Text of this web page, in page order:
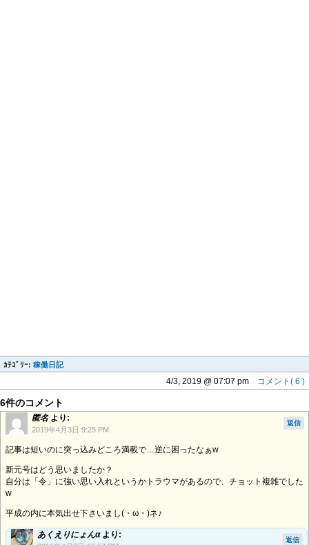
ｶﾃｺﾞﾘｰ: 稼働日記
4/3, 2019 @ 07:07 pm コメント( 6 )
6件のコメント
匿名 より:
2019年4月3日 9:25 PM
記事は短いのに突っ込みどころ満載で…逆に困ったなぁw
新元号はどう思いましたか？
自分は「令」に強い思い入れというかトラウマがあるので、チョット複雑でした
w
平成の内に本気出せ下さいまし(・ω・)ネ♪
返信
あくえりにょんα より:
返信